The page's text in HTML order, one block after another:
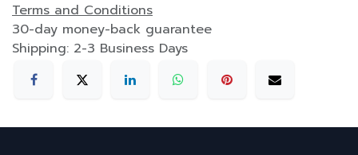
Terms and Conditions
30-day money-back guarantee
Shipping: 2-3 Business Days